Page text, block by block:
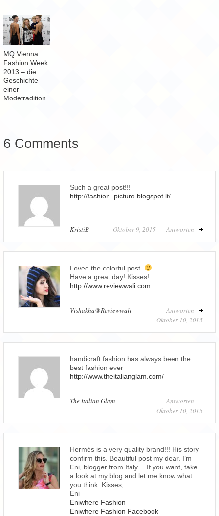
MQ Vienna
Fashion Week
2013 – die
Geschichte
einer
Modetradition
6 Comments
Such a great post!!!
http://fashion–picture.blogspot.lt/
KristiB Antworten
Oktober 9, 2015
Loved the colorful post.
Have a great day! Kisses!
http://www.reviewwali.com
Vishakha@Reviewwali
Antworten
Oktober 10, 2015
handicraft fashion has always been the
best fashion ever
http://www.theitalianglam.com/
The Italian Glam
Antworten
Oktober 10, 2015
Hermès is a very quality brand!!! His story
confirm this. Beautiful post my dear. I’m
Eni, blogger from Italy….If you want, take
a look at my blog and let me know what
you think. Kisses,
Eni
Eniwhere Fashion
Eniwhere Fashion Facebook